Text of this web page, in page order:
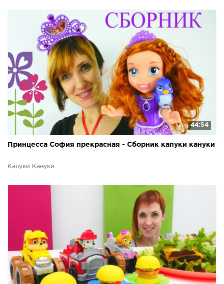
44:54
Принцесса София прекрасная - Сборник капуки кануки
Капуки Кануки